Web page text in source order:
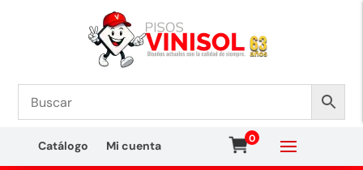
Catálogo Mi cuenta
0